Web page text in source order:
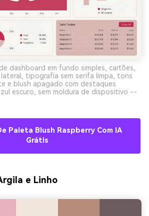
dashboard em fundo simples, cartões,
tipografia sem serifa limpa, tons
e blush apagado com destaques
escuro, sem moldura de dispositivo --
Paleta Blush Raspberry Com IA
Grátis
e Linho